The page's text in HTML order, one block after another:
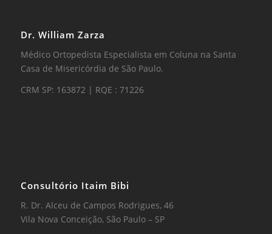
Dr. William Zarza
Médico Ortopedista Especialista em Coluna na Santa
Casa de Misericórdia de São Paulo.
CRM SP: 163872 | RQE : 71226
Consultório Itaim Bibi
R. Dr. Alceu de Campos Rodrigues, 46
Vila Nova Conceição, São Paulo – SP